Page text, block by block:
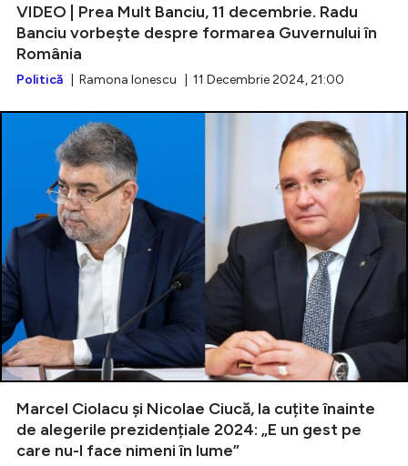
VIDEO | Prea Mult Banciu, 11 decembrie. Radu
Banciu vorbește despre formarea Guvernului în
România
Politică | Ramona Ionescu | 11 Decembrie 2024, 21:00
Marcel Ciolacu și Nicolae Ciucă, la cuțite înainte
de alegerile prezidențiale 2024: „E un gest pe
care nu-l face nimeni în lume”